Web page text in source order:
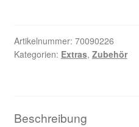
Artikelnummer: 70090226
Kategorien: Extras, Zubehör
Beschreibung